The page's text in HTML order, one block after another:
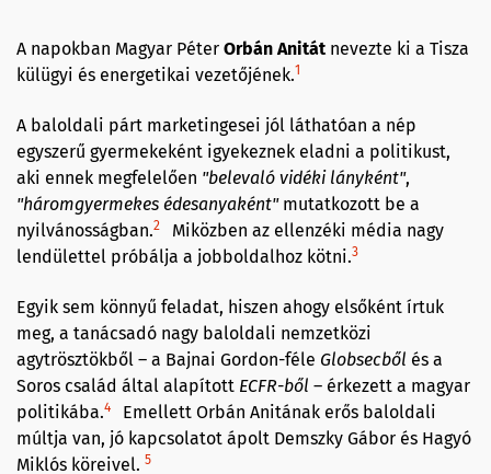
A napokban Magyar Péter Orbán Anitátnevezte ki a Tisza
külügyi és energetikai vezetőjének.1
A baloldali párt marketingesei jól láthatóan a nép
egyszerű gyermekeként igyekeznek eladni a politikust,
aki ennek megfelelően "belevaló vidéki lányként",
"háromgyermekes édesanyaként"mutatkozott be a
nyilvánosságban.2
Miközben az ellenzéki média nagy
lendülettel próbálja a jobboldalhoz kötni.3
Egyik sem könnyű feladat, hiszen ahogy elsőként írtuk
meg, a tanácsadó nagy baloldali nemzetközi
agytrösztökből – a Bajnai Gordon-féle Globsecből és a
Soros család által alapított ECFR-ből – érkezett a magyar
politikába.4
Emellett Orbán Anitának erős baloldali
múltja van, jó kapcsolatot ápolt Demszky Gábor és Hagyó
Miklós köreivel. 5